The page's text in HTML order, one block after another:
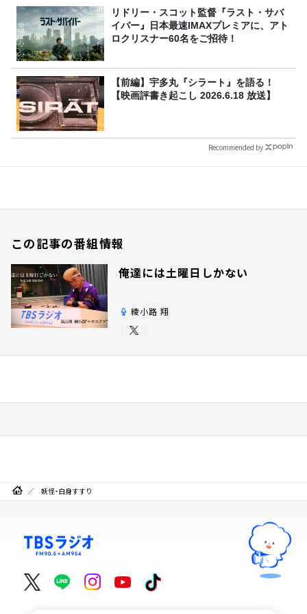
リドリー・スコット監督『ラスト・サバ
イバー』日本最速IMAXプレミアに、アト
ロクリスナー60名をご招待！
【前編】宇多丸『シラート』を語る！
【映画評書き起こし 2026.6.18 放送】
Recommended by
この記事の番組情報
俺達には土曜日しかない
綾小路 翔
妖怪・白身すすり